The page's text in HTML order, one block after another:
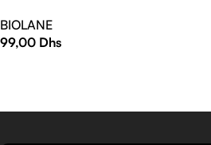
BIOLANE
99,00 Dhs